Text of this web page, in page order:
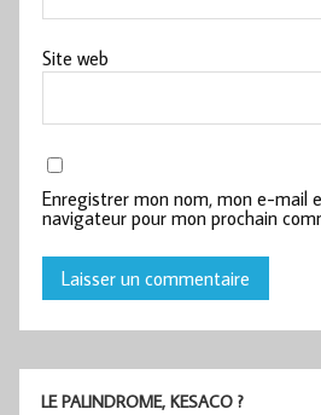
Site web
Enregistrer mon nom, mon e-mail
navigateur pour mon prochain
LE PALINDROME, KESACO ?